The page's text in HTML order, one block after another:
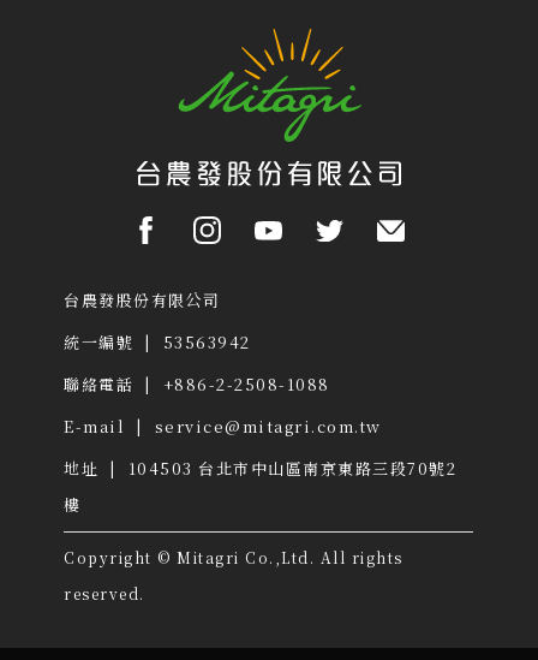
台農發股份有限公司
統一編號 | 53563942
聯絡電話 | +886-2-2508-1088
E-mail | service@mitagri.com.tw
地址 | 104503 台北市中山區南京東路三段70號2
樓
Copyright © Mitagri Co.,Ltd. All rights
reserved.